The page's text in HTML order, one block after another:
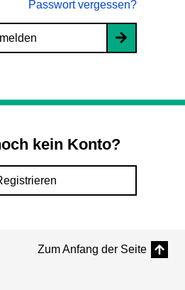
Passwort vergessen?
kein Konto?
Zum Anfang der Seite